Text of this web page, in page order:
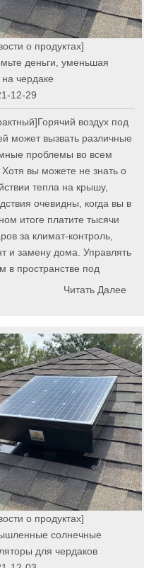
о продуктах]
деньги, уменьшая
чердаке
12-29
воздух под
может вызвать различные
проблемы во всем
вы можете не знать о
тепла на крышу,
очевидны, когда вы в
итоге платите тысячи
за климат-контроль,
и замену дома. Управлять
в пространстве под
Читать Далее
о продуктах]
солнечные
для чердаков